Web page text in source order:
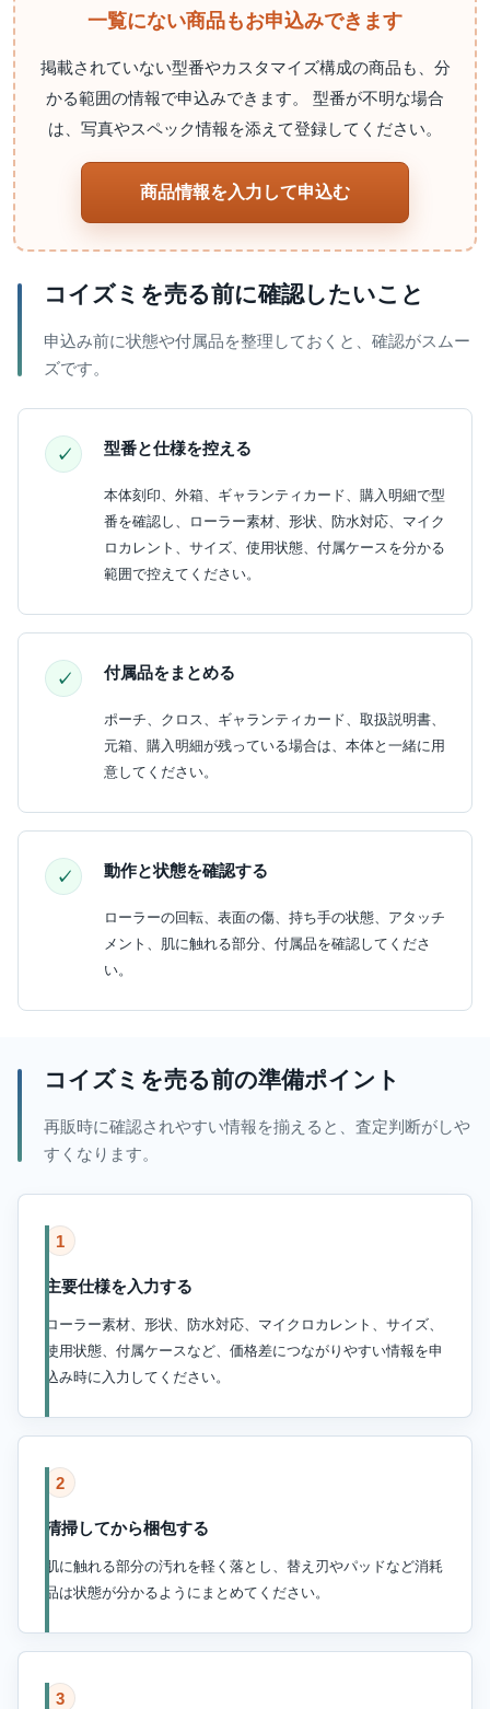
一覧にない商品もお申込みできます
掲載されていない型番やカスタマイズ構成の商品も、分
かる範囲の情報で申込みできます。 型番が不明な場合
は、写真やスペック情報を添えて登録してください。
商品情報を入力して申込む
コイズミを売る前に確認したいこと
申込み前に状態や付属品を整理しておくと、確認がスムー
ズです。
型番と仕様を控える
本体刻印、外箱、ギャランティカード、購入明細で型
番を確認し、ローラー素材、形状、防水対応、マイク
ロカレント、サイズ、使用状態、付属ケースを分かる
範囲で控えてください。
付属品をまとめる
ポーチ、クロス、ギャランティカード、取扱説明書、
元箱、購入明細が残っている場合は、本体と一緒に用
意してください。
動作と状態を確認する
ローラーの回転、表面の傷、持ち手の状態、アタッチ
メント、肌に触れる部分、付属品を確認してくださ
い。
コイズミを売る前の準備ポイント
再販時に確認されやすい情報を揃えると、査定判断がしや
すくなります。
1
主要仕様を入力する
ローラー素材、形状、防水対応、マイクロカレント、サイズ、
使用状態、付属ケースなど、価格差につながりやすい情報を申
込み時に入力してください。
2
清掃してから梱包する
肌に触れる部分の汚れを軽く落とし、替え刃やパッドなど消耗
品は状態が分かるようにまとめてください。
3